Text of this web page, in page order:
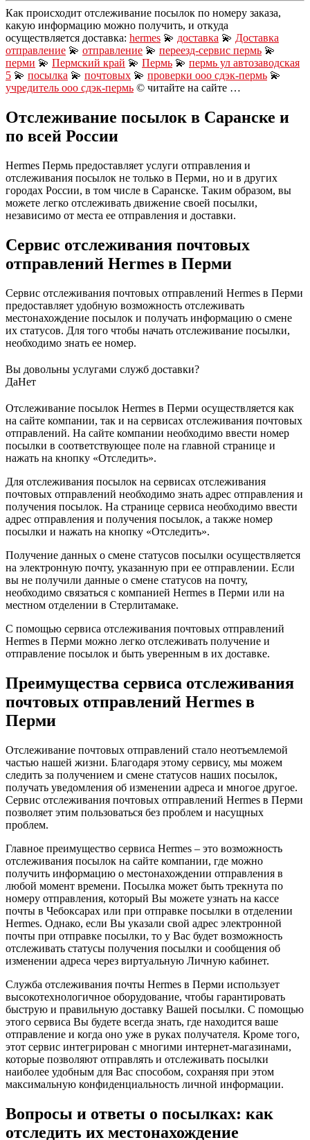
Как происходит отслеживание посылок по номеру заказа,
какую информацию можно получить, и откуда
осуществляется доставка: hermes 💫 доставка 💫 Доставка
отправление 💫 отправление 💫 переезд-сервис пермь 💫
перми 💫 Пермский край 💫 Пермь 💫 пермь ул автозаводская
5 💫 посылка 💫 почтовых 💫 проверки ооо сдэк-пермь 💫
учредитель ооо сдэк-пермь © читайте на сайте …
Отслеживание посылок в Саранске и
по всей России
Hermes Пермь предоставляет услуги отправления и
отслеживания посылок не только в Перми, но и в других
городах России, в том числе в Саранске. Таким образом, вы
можете легко отслеживать движение своей посылки,
независимо от места ее отправления и доставки.
Сервис отслеживания почтовых
отправлений Hermes в Перми
Сервис отслеживания почтовых отправлений Hermes в Перми
предоставляет удобную возможность отслеживать
местонахождение посылок и получать информацию о смене
их статусов. Для того чтобы начать отслеживание посылки,
необходимо знать ее номер.
Вы довольны услугами служб доставки?
ДаНет
Отслеживание посылок Hermes в Перми осуществляется как
на сайте компании, так и на сервисах отслеживания почтовых
отправлений. На сайте компании необходимо ввести номер
посылки в соответствующее поле на главной странице и
нажать на кнопку «Отследить».
Для отслеживания посылок на сервисах отслеживания
почтовых отправлений необходимо знать адрес отправления и
получения посылок. На странице сервиса необходимо ввести
адрес отправления и получения посылок, а также номер
посылки и нажать на кнопку «Отследить».
Получение данных о смене статусов посылки осуществляется
на электронную почту, указанную при ее отправлении. Если
вы не получили данные о смене статусов на почту,
необходимо связаться с компанией Hermes в Перми или на
местном отделении в Стерлитамаке.
С помощью сервиса отслеживания почтовых отправлений
Hermes в Перми можно легко отслеживать получение и
отправление посылок и быть уверенным в их доставке.
Преимущества сервиса отслеживания
почтовых отправлений Hermes в
Перми
Отслеживание почтовых отправлений стало неотъемлемой
частью нашей жизни. Благодаря этому сервису, мы можем
следить за получением и смене статусов наших посылок,
получать уведомления об изменении адреса и многое другое.
Сервис отслеживания почтовых отправлений Hermes в Перми
позволяет этим пользоваться без проблем и насущных
проблем.
Главное преимущество сервиса Hermes – это возможность
отслеживания посылок на сайте компании, где можно
получить информацию о местонахождении отправления в
любой момент времени. Посылка может быть трекнута по
номеру отправления, который Вы можете узнать на кассе
почты в Чебоксарах или при отправке посылки в отделении
Hermes. Однако, если Вы указали свой адрес электронной
почты при отправке посылки, то у Вас будет возможность
отслеживать статусы получения посылки и сообщения об
изменении адреса через виртуальную Личную кабинет.
Служба отслеживания почты Hermes в Перми использует
высокотехнологичное оборудование, чтобы гарантировать
быструю и правильную доставку Вашей посылки. С помощью
этого сервиса Вы будете всегда знать, где находится ваше
отправление и когда оно уже в руках получателя. Кроме того,
этот сервис интегрирован с многими интернет-магазинами,
которые позволяют отправлять и отслеживать посылки
наиболее удобным для Вас способом, сохраняя при этом
максимальную конфиденциальность личной информации.
Вопросы и ответы о посылках: как
отследить их местонахождение